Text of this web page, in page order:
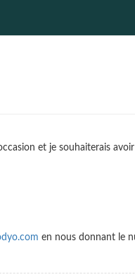
et je souhaiterais
en nous donnant le